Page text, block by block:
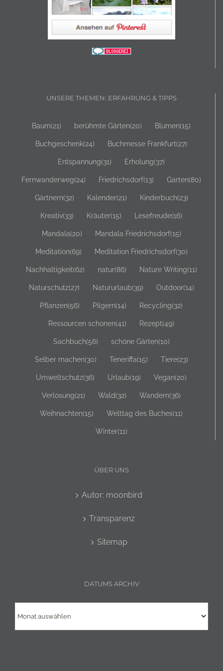
UNSERE THEMEN: ERFAHRUNG & TIPPS
Baum(21) berühmte Gärten(20) Blumen(15)
Buchgeschenk(24) Buchmesse Frankfurt(27)
Entspannung(31) Erholung(37)
Fernwanderweg(24) Friedrichsdorf(13) Garten(80)
Gärtnern(32) Kalender(21) Kinderbuch(23)
Kreativ(33) Kräuter(15) Lesefreude(16)
Mandala(20) Mandala Friedrichsdorf(15)
Meditation(69) Meditation Friedrichsdorf(30)
Nachhaltigkeit(62) natur(86) Nature Writing(11)
Naturschutz(27) Natururlaub(39) Outdoor(14)
Pflanzen(56) Pilgern(14) Recycling(32)
Ressourcen schonen(41) Rezept(49)
Sachbuch(56) schöne Gärten(10)
Selber machen(30) Teneriffa(15) Tiere(23)
Umweltschutz(36) Urlaub(19) Vegan(20)
Verlosung(21) Wald(32) Wandern(36)
Weihnachten(15) Welttag des Buches(11)
Winter(11)
ÜBER UNS
Autor: moonbird
Transparenz
Sitemap
DATUMS ARCHIV
Archiv